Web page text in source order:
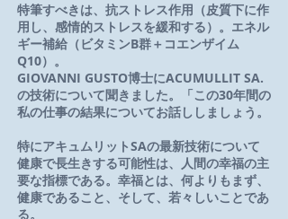
特筆すべきは、抗ストレス作用（皮質下に作
用し、感情的ストレスを緩和する）。エネル
ギー補給（ビタミンB群＋コエンザイム
Q10）。
GIOVANNI GUSTO博士にACUMULLIT SA.
の技術について聞きました。「この30年間の
私の仕事の結果についてお話ししましょう。
特にアキュムリットSAの最新技術について
健康で長生きする可能性は、人間の幸福の主
要な指標である。幸福とは、何よりもまず、
健康であること、そして、若々しいことであ
る。